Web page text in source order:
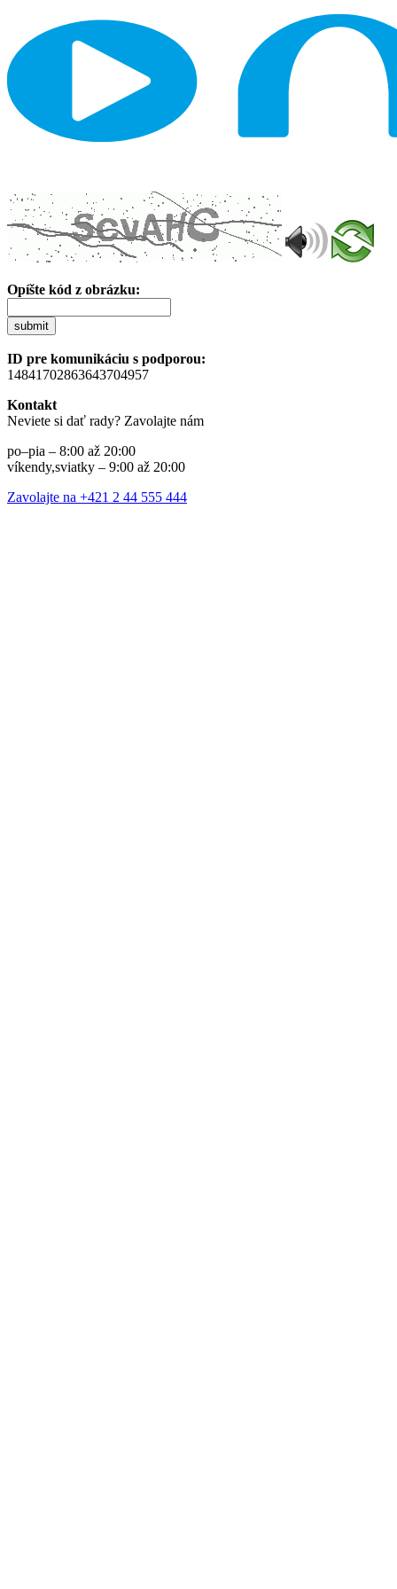
Opíšte kód z obrázku:
submit
ID pre komunikáciu s podporou:
14841702863643704957
Kontakt
Neviete si dať rady? Zavolajte nám
po–pia – 8:00 až 20:00
víkendy,sviatky – 9:00 až 20:00
Zavolajte na +421 2 44 555 444